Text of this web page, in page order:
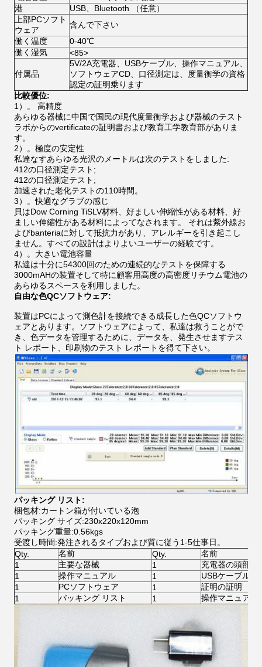
港
USB、Bluetooth （任意）
上部PCソフト
ウェア
含んで下さい
働く温度
0-40℃
働く湿気
<85>
付属品
5V/2A充電器、USBケーブル、操作マニュアル、
ソフトウェアCD、口径測定は、度量衡学の資格
認定の証明乗ります
比較優位:
1）。 高精度
あらゆる器械に中国で国民の現代度量衡学および器械のテスト
ラボからのvertificateの証明書および教育工学教育部がありま
す。
2）。極度の安定性
私達なすあらゆる光沢のメートルは次のテストをしました:
412の口径測定テスト;
412の口径測定テスト;
加速された老化テストの110時間。
3）。快適なグラブの感じ
貝はDow Corning TiSLV材料、好ましい伸縮性がある材料、好
ましい伸縮性がある材料によってなされます。 それは紫外線お
よびbanteriaに対して抵抗力があり、アレルギーを引き起こし
ません。すべての設計はよりよいユーザーの経験です。
4）。大きい電池容量
私達は十分に54300回のための連続的なテストを保障する
3000mAHの装置そして特に顧客用高度の高密度リチウム電池の
あらゆるスペースを利用しました。
自由な色QCソフトウェア:
装置はPCによって測色計を接続できる成長した色QCソフトウ
ェアとあります。ソフトウェアによって、私達は救うことがで
き、色データを管理するために、データを、発生させますテス
ト レポート、印刷物のテスト レポートを得て下さい。
パッキング リスト:
梱包材:カートン箱が付いている泡
パッキング サイズ:230x220x120mm
パッキング重量:0.56kgs
受渡し時間:発注されるタイプおよび質に従う1-5仕事日。
Qty.
名前 Qty.
名前
1
主要な器械 1
充電器の頭部
1
操作マニュアル 1
USBケーブル
1
PCソフトウェア 1
証明の証明
1
パッキング リスト 1 操作マニュアル